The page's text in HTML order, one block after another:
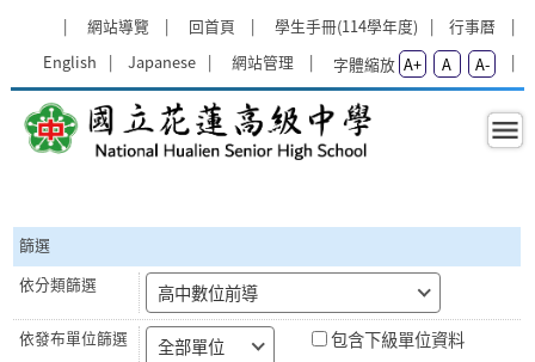
網站導覽
回首頁 學生手冊(114學年度)
行事曆
English
Japanese 網站管理 字體縮放 A+ A A-
高中數位前導 - 國立花蓮高級中學
篩選
高中數位前導
全部單位 包含下級單位資料